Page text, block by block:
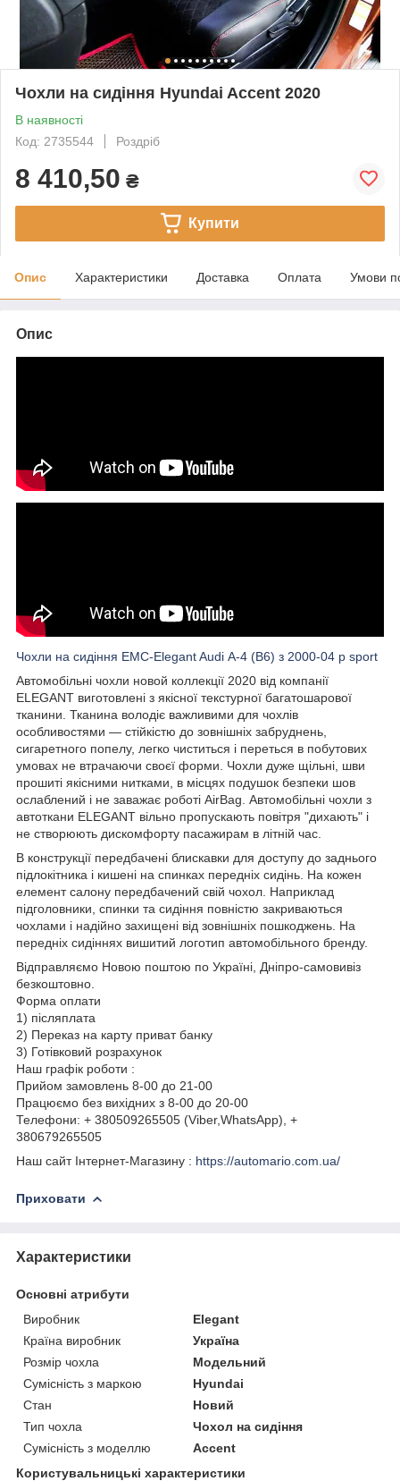
Чохли на сидіння Hyundai Accent 2020
В наявності
Код: 2735544
Роздріб
8 410,50 ₴
Купити
Опис Характеристики Доставка Оплата Умови
Опис
Чохли на сидіння EMC-Elegant Audi А-4 (B6) з 2000-04 р sport
Автомобільні чохли новой коллекції 2020 від компанії
ELEGANT виготовлені з якісної текстурної багатошарової
тканини. Тканина володіє важливими для чохлів
особливостями — стійкістю до зовнішніх забруднень,
сигаретного попелу, легко чиститься і переться в побутових
умовах не втрачаючи своєї форми. Чохли дуже щільні, шви
прошиті якісними нитками, в місцях подушок безпеки шов
ослаблений і не заважає роботі AirBag. Автомобільні чохли з
автоткани ELEGANT вільно пропускають повітря "дихають" і
не створюють дискомфорту пасажирам в літній час.
В конструкції передбачені блискавки для доступу до заднього
підлокітника і кишені на спинках передніх сидінь. На кожен
елемент салону передбачений свій чохол. Наприклад
підголовники, спинки та сидіння повністю закриваються
чохлами і надійно захищені від зовнішніх пошкоджень. На
передніх сидіннях вишитий логотип автомобільного бренду.
Відправляємо Новою поштою по Україні, Дніпро-самовивіз
безкоштовно.
Форма оплати
1) післяплата
2) Переказ на карту приват банку
3) Готівковий розрахунок
Наш графік роботи :
Прийом замовлень 8-00 до 21-00
Працюємо без вихідних з 8-00 до 20-00
Телефони: + 380509265505 (Viber,WhatsApp), +
380679265505
Наш сайт Інтернет-Магазину : https://automario.com.ua/
Приховати
Характеристики
Основні атрибути
Виробник
Elegant
Країна виробник
Україна
Розмір чохла
Модельний
Сумісність з маркою
Hyundai
Стан
Новий
Тип чохла
Чохол на сидіння
Сумісність з моделлю
Accent
Користувальницькі характеристики